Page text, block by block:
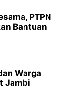
PTPN
Bantuan
Warga
Jambi